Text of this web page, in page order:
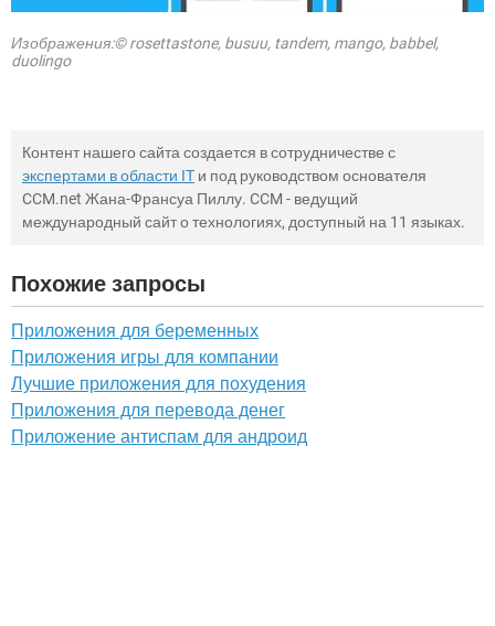
Изображения:© rosettastone, busuu, tandem, mango, babbel,
duolingo
Контент нашего сайта создается в сотрудничестве с
экспертами в области IT и под руководством основателя
CCM.net Жана-Франсуа Пиллу. CCM - ведущий
международный сайт о технологиях, доступный на 11 языках.
Похожие запросы
Приложения для беременных
Приложения игры для компании
Лучшие приложения для похудения
Приложения для перевода денег
Приложение антиспам для андроид